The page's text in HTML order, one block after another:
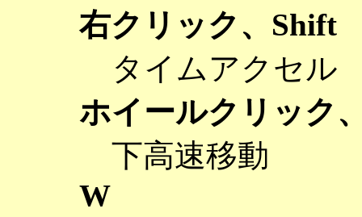
右クリック、Shift
タイムアクセル
ホイールクリック
下高速移動
W